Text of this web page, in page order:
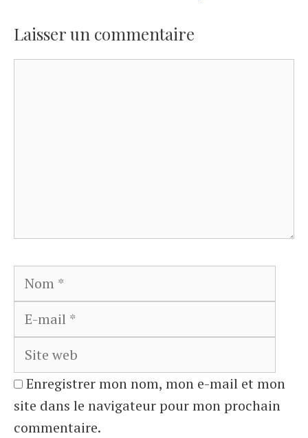
Laisser un commentaire
Nom
Enregistrer mon nom, mon e-mail et mon
site dans le navigateur pour mon prochain
commentaire.